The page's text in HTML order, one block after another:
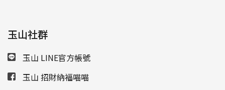
玉山社群
玉山 LINE官方帳號
玉山 招財納福喵喵